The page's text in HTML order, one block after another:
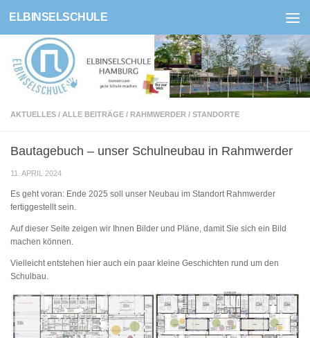
Zum Inhalt springen
ELBINSELSCHULE
AKTUELLES / ALLE BEITRÄGE / RAHMWERDER / STANDORTE
Bautagebuch – unser Schulneubau in Rahmwerder
11. APRIL 2024
Es geht voran: Ende 2025 soll unser Neubau im Standort Rahmwerder
fertiggestellt sein.
Auf dieser Seite zeigen wir Ihnen Bilder und Pläne, damit Sie sich ein Bild
machen können.
Vielleicht entstehen hier auch ein paar kleine Geschichten rund um den
Schulbau.